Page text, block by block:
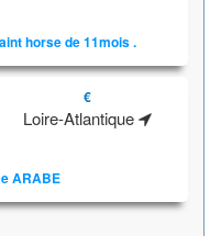
horse de 11mois .
€
Loire-Atlantique
ARABE